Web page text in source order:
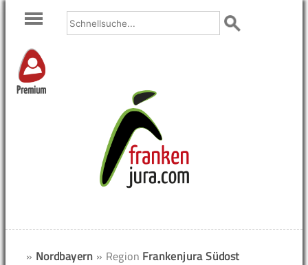
Premium
» Nordbayern » Region Frankenjura Südost